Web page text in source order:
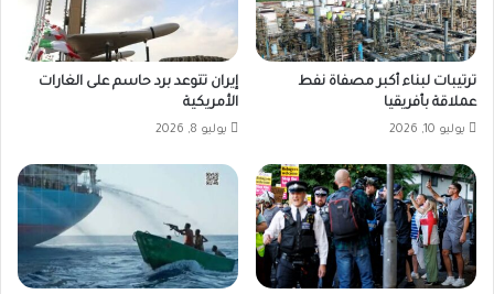
ترتيبات لبناء أكبر مصفاة نفط
عملاقة بأفريقيا
يوليو 10, 2026
إيران تتوعد برد حاسم على الغارات
الأمريكية
يوليو 8, 2026